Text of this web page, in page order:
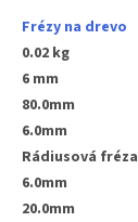
Frézy na drevo
0.02 kg
6 mm
80.0mm
6.0mm
Rádiusová fréza
6.0mm
20.0mm